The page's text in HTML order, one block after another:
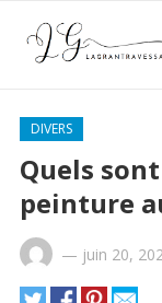
DIVERS
Quels
peinture
— juin 20,